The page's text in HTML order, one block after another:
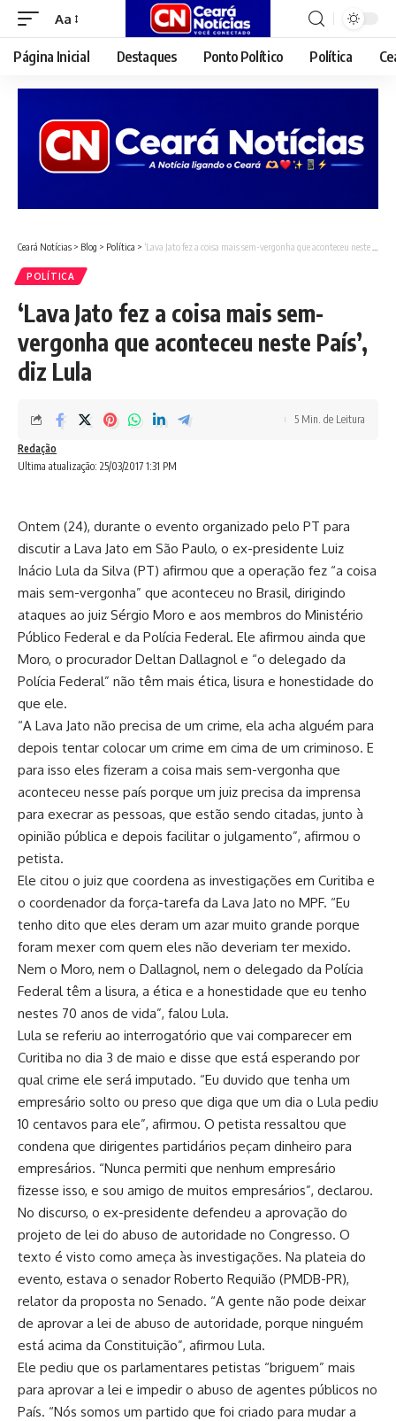
Font
Resizer
Aa
Página Inicial Destaques Ponto Político Política
Ceará Notícias > Blog > Política > ‘Lava Jato fez a coisa mais sem-vergonha que aconteceu neste País’, diz Lula
POLÍTICA
‘Lava Jato fez a coisa mais sem-
vergonha que aconteceu neste País’,
diz Lula
Ultima atualização: 25/03/2017 1:31 PM
Redação
5 Min. de Leitura
Ontem (24), durante o evento organizado pelo PT para
discutir a Lava Jato em São Paulo, o ex-presidente Luiz
Inácio Lula da Silva (PT) afirmou que a operação fez “a coisa
mais sem-vergonha” que aconteceu no Brasil, dirigindo
ataques ao juiz Sérgio Moro e aos membros do Ministério
Público Federal e da Polícia Federal. Ele afirmou ainda que
Moro, o procurador Deltan Dallagnol e “o delegado da
Polícia Federal” não têm mais ética, lisura e honestidade do
que ele.
“A Lava Jato não precisa de um crime, ela acha alguém para
depois tentar colocar um crime em cima de um criminoso. E
para isso eles fizeram a coisa mais sem-vergonha que
aconteceu nesse país porque um juiz precisa da imprensa
para execrar as pessoas, que estão sendo citadas, junto à
opinião pública e depois facilitar o julgamento”, afirmou o
petista.
Ele citou o juiz que coordena as investigações em Curitiba e
o coordenador da força-tarefa da Lava Jato no MPF. “Eu
tenho dito que eles deram um azar muito grande porque
foram mexer com quem eles não deveriam ter mexido.
Nem o Moro, nem o Dallagnol, nem o delegado da Polícia
Federal têm a lisura, a ética e a honestidade que eu tenho
nestes 70 anos de vida”, falou Lula.
Lula se referiu ao interrogatório que vai comparecer em
Curitiba no dia 3 de maio e disse que está esperando por
qual crime ele será imputado. “Eu duvido que tenha um
empresário solto ou preso que diga que um dia o Lula pediu
10 centavos para ele”, afirmou. O petista ressaltou que
condena que dirigentes partidários peçam dinheiro para
empresários. “Nunca permiti que nenhum empresário
fizesse isso, e sou amigo de muitos empresários”, declarou.
No discurso, o ex-presidente defendeu a aprovação do
projeto de lei do abuso de autoridade no Congresso. O
texto é visto como ameça às investigações. Na plateia do
evento, estava o senador Roberto Requião (PMDB-PR),
relator da proposta no Senado. “A gente não pode deixar
de aprovar a lei de abuso de autoridade, porque ninguém
está acima da Constituição”, afirmou Lula.
Ele pediu que os parlamentares petistas “briguem” mais
para aprovar a lei e impedir o abuso de agentes públicos no
País. “Nós somos um partido que foi criado para mudar a